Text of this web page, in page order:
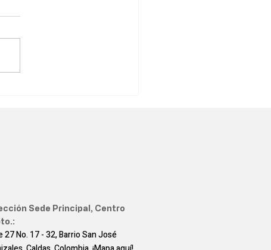
Sede Principal, Centro
27 No. 17 - 32, Barrio San José